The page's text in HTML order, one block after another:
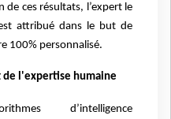
de ces résultats, l’expert le
attribué dans le but de
100% personnalisé.
l'expertise humaine
d’intelligence